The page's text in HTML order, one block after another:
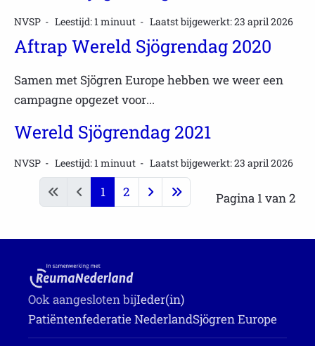
NVSP Leestijd: 1 minuut Laatst bijgewerkt: 23 april 2026
Aftrap Wereld Sjögrendag 2020
Samen met Sjögren Europe hebben we weer een
campagne opgezet voor...
Wereld Sjögrendag 2021
NVSP Leestijd: 1 minuut Laatst bijgewerkt: 23 april 2026
Pagina 1 van 2
1 2
Ook aangesloten bijIeder(in)
Patiëntenfederatie NederlandSjögren Europe